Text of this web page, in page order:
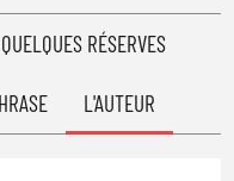
QUELQUES RÉSERVES
L'AUTEUR